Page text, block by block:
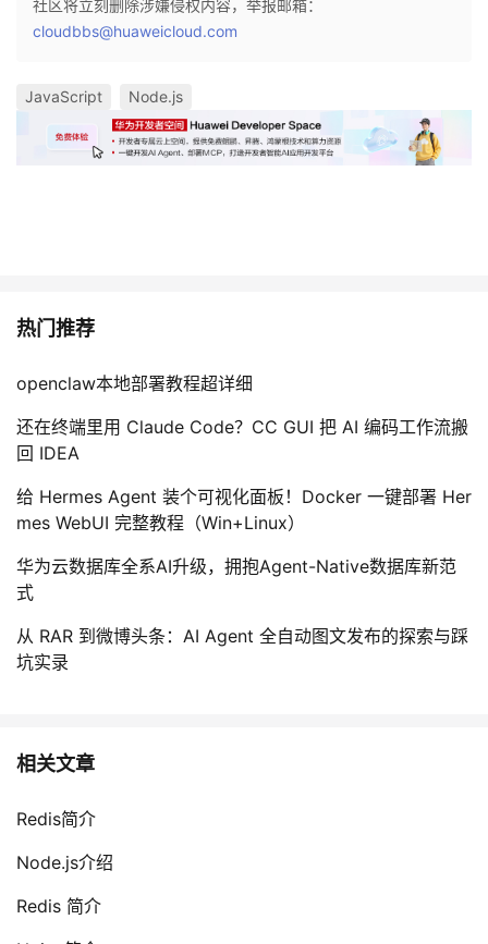
社区将立刻删除涉嫌侵权内容，举报邮箱：
cloudbbs@huaweicloud.com
JavaScript Node.js
热门推荐
openclaw本地部署教程超详细
还在终端里用 Claude Code？CC GUI 把 AI 编码工作流搬
回 IDEA
给 Hermes Agent 装个可视化面板！Docker 一键部署 Her
mes WebUI 完整教程（Win+Linux）
华为云数据库全系AI升级，拥抱Agent-Native数据库新范
式
从 RAR 到微博头条：AI Agent 全自动图文发布的探索与踩
坑实录
相关文章
Redis简介
Node.js介绍
Redis 简介